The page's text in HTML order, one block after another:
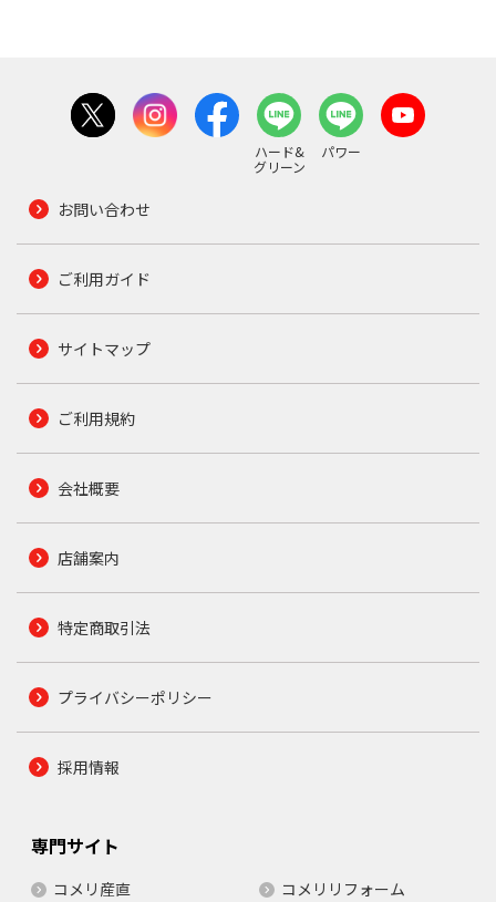
ハード&
グリーン
パワー
お問い合わせ
ご利用ガイド
サイトマップ
ご利用規約
会社概要
店舗案内
特定商取引法
プライバシーポリシー
採用情報
専門サイト
コメリ産直 コメリリフォーム